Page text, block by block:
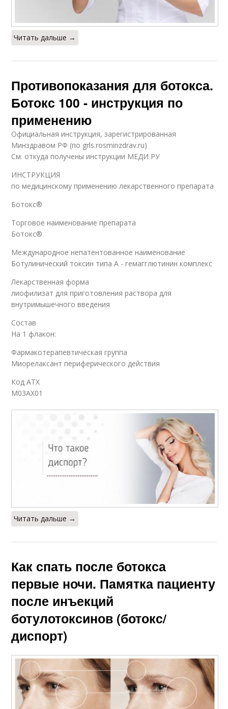
Читать дальше →
Противопоказания для ботокса.
Ботокс 100 - инструкция по
применению
Официальная инструкция, зарегистрированная
Минздравом РФ (по grls.rosminzdrav.ru)
См. откуда получены инструкции МЕДИ РУ
ИНСТРУКЦИЯ
по медицинскому применению лекарственного препарата
Ботокс®
Торговое наименование препарата
Ботокс®
Международное непатентованное наименование
Ботулинический токсин типа A - гемагглютинин комплекс
Лекарственная форма
лиофилизат для приготовления раствора для
внутримышечного введения
Состав
На 1 флакон:
Фармакотерапевтическая группа
Миорелаксант периферического действия
Код АТХ
M03AX01
Читать дальше →
Как спать после ботокса
первые ночи. Памятка пациенту
после инъекций
ботулотоксинов (ботокс/
диспорт)